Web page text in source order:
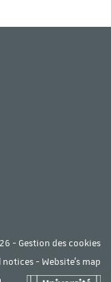
- Gestion des cookies
notices- Website's map